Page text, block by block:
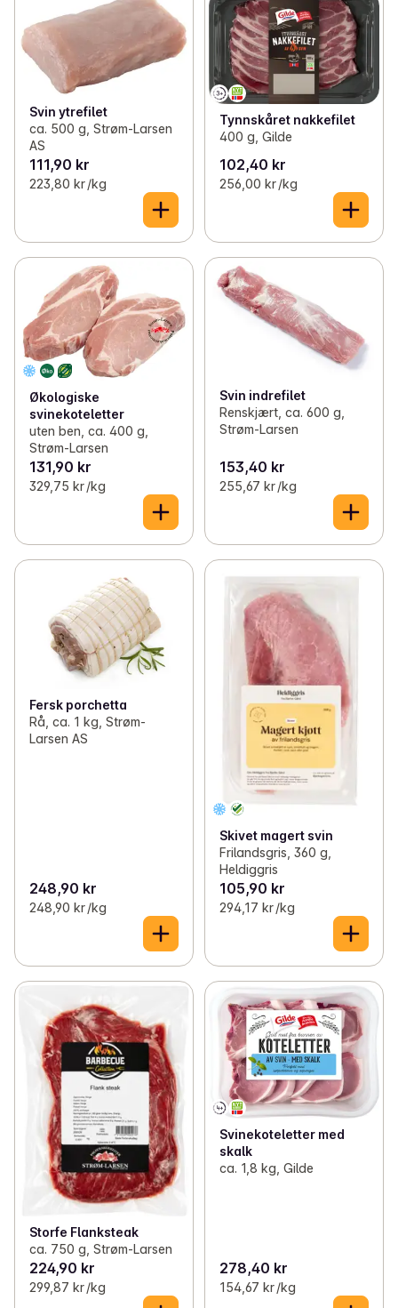
Svin ytrefilet
ca. 500 g, Strøm-Larsen
AS
111,90 kr
223,80 kr /kg
Tynnskåret nakkefilet
400 g, Gilde
102,40 kr
256,00 kr /kg
Økologiske
svinekoteletter
uten ben, ca. 400 g,
Strøm-Larsen
131,90 kr
329,75 kr /kg
Svin indrefilet
Renskjært, ca. 600 g,
Strøm-Larsen
153,40 kr
255,67 kr /kg
Fersk porchetta
Rå, ca. 1 kg, Strøm-
Larsen AS
248,90 kr
248,90 kr /kg
Skivet magert svin
Frilandsgris, 360 g,
Heldiggris
105,90 kr
294,17 kr /kg
Storfe Flanksteak
ca. 750 g, Strøm-Larsen
224,90 kr
299,87 kr /kg
Svinekoteletter med
skalk
ca. 1,8 kg, Gilde
278,40 kr
154,67 kr /kg